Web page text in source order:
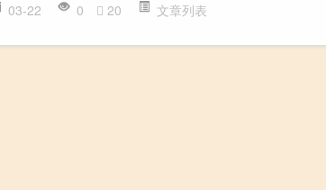
03-22 0 20 文章列表